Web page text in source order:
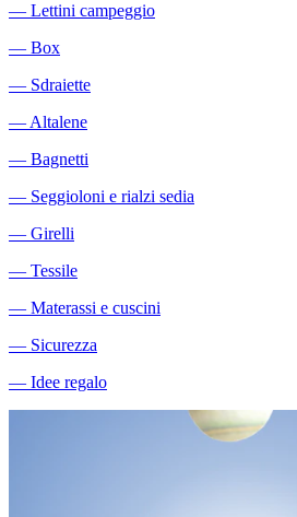
― Lettini campeggio
― Box
― Sdraiette
―Altalene
― Bagnetti
― Seggioloni e rialzi sedia
― Girelli
― Tessile
― Materassi e cuscini
― Sicurezza
― Idee regalo